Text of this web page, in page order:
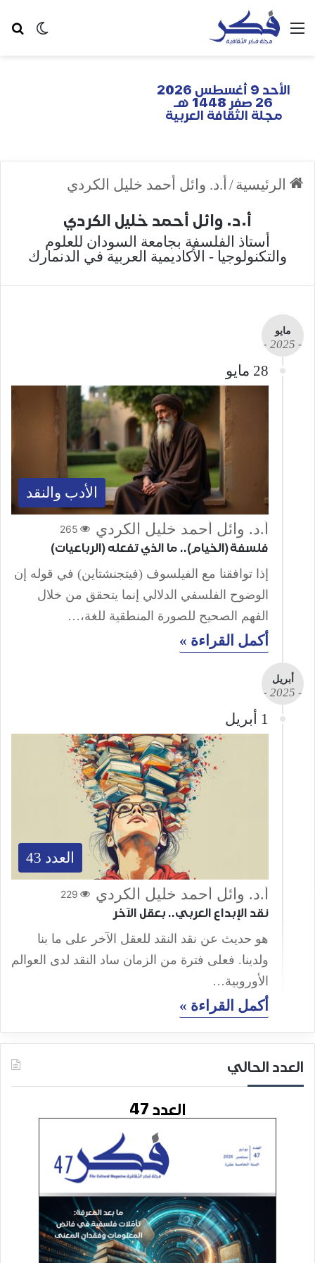
الأحد 9 أغسطس 2026
26 صفر 1448 هـ
مجلة الثقافة العربية
الرئيسية/ أ.د. وائل أحمد خليل الكردي
أ.د. وائل أحمد خليل الكردي
أستاذ الفلسفة بجامعة السودان للعلوم
والتكنولوجيا - الأكاديمية العربية في الدنمارك
مايو
- 2025 -
28 مايو
الأدب والنقد
أ.د. وائل أحمد خليل الكردي 265
فلسفة (الخيام).. ما الذي تفعله (الرباعيات)
إذا توافقنا مع الفيلسوف (فيتجنشتاين) في قوله إن
الوضوح الفلسفي الدلالي إنما يتحقق من خلال
الفهم الصحيح للصورة المنطقية للغة،…
أكمل القراءة »
أبريل
- 2025 -
1 أبريل
العدد 43
أ.د. وائل أحمد خليل الكردي 229
نقد الإبداع العربي.. بعقل الآخر
هو حديث عن نقد النقد للعقل الآخر على ما بنا
ولدينا. فعلى فترة من الزمان ساد النقد لدى العوالم
الأوروبية…
أكمل القراءة »
العدد الحالي
العدد 47